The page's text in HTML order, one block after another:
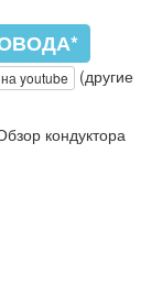
youtube
(другие